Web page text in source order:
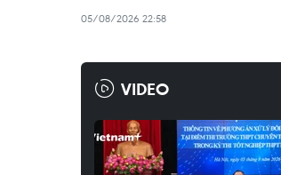
05/08/2026 22:58
VIDEO